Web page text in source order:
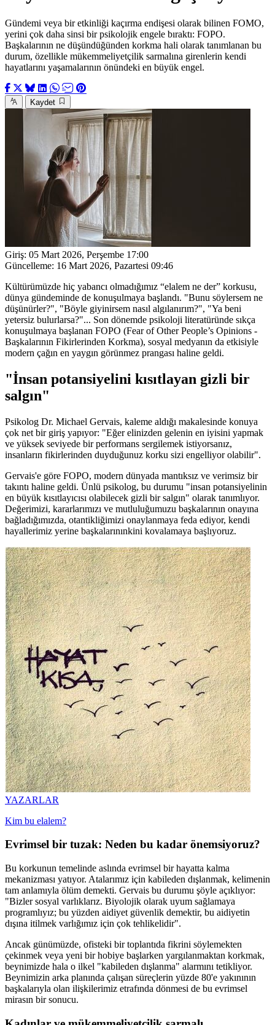
Gündemi veya bir etkinliği kaçırma endişesi olarak bilinen FOMO,
yerini çok daha sinsi bir psikolojik engele bıraktı: FOPO.
Başkalarının ne düşündüğünden korkma hali olarak tanımlanan bu
durum, özellikle mükemmeliyetçilik sarmalına girenlerin kendi
hayatlarını yaşamalarının önündeki en büyük engel.
Kaydet
Giriş: 05 Mart 2026, Perşembe 17:00
Güncelleme: 16 Mart 2026, Pazartesi 09:46
Kültürümüzde hiç yabancı olmadığımız “elalem ne der” korkusu,
dünya gündeminde de konuşulmaya başlandı. "Bunu söylersem ne
düşünürler?", "Böyle giyinirsem nasıl algılanırım?", "Ya beni
yetersiz bulurlarsa?"... Son dönemde psikoloji literatüründe sıkça
konuşulmaya başlanan FOPO (Fear of Other People’s Opinions -
Başkalarının Fikirlerinden Korkma), sosyal medyanın da etkisiyle
modern çağın en yaygın görünmez prangası haline geldi.
"İnsan potansiyelini kısıtlayan gizli bir
salgın"
Psikolog Dr. Michael Gervais, kaleme aldığı makalesinde konuya
çok net bir giriş yapıyor: "Eğer elinizden gelenin en iyisini yapmak
ve yüksek seviyede bir performans sergilemek istiyorsanız,
insanların fikirlerinden duyduğunuz korku sizi engelliyor olabilir".
Gervais'e göre FOPO, modern dünyada mantıksız ve verimsiz bir
takıntı haline geldi. Ünlü psikolog, bu durumu "insan potansiyelinin
en büyük kısıtlayıcısı olabilecek gizli bir salgın" olarak tanımlıyor.
Değerimizi, kararlarımızı ve mutluluğumuzu başkalarının onayına
bağladığımızda, otantikliğimizi onaylanmaya feda ediyor, kendi
hayallerimiz yerine başkalarınınkini kovalamaya başlıyoruz.
YAZARLAR
Kim bu elalem?
Evrimsel bir tuzak: Neden bu kadar önemsiyoruz?
Bu korkunun temelinde aslında evrimsel bir hayatta kalma
mekanizması yatıyor. Atalarımız için kabileden dışlanmak, kelimenin
tam anlamıyla ölüm demekti. Gervais bu durumu şöyle açıklıyor:
"Bizler sosyal varlıklarız. Biyolojik olarak uyum sağlamaya
programlıyız; bu yüzden aidiyet güvenlik demektir, bu aidiyetin
dışına itilmek varlığımız için çok tehlikelidir".
Ancak günümüzde, ofisteki bir toplantıda fikrini söylemekten
çekinmek veya yeni bir hobiye başlarken yargılanmaktan korkmak,
beynimizde hala o ilkel "kabileden dışlanma" alarmını tetikliyor.
Beynimizin arka planında çalışan süreçlerin yüzde 80'e yakınının
başkalarıyla olan ilişkilerimiz etrafında dönmesi de bu evrimsel
mirasın bir sonucu.